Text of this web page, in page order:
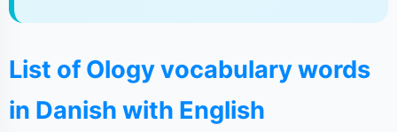
List of Ology vocabulary words
in Danish with English